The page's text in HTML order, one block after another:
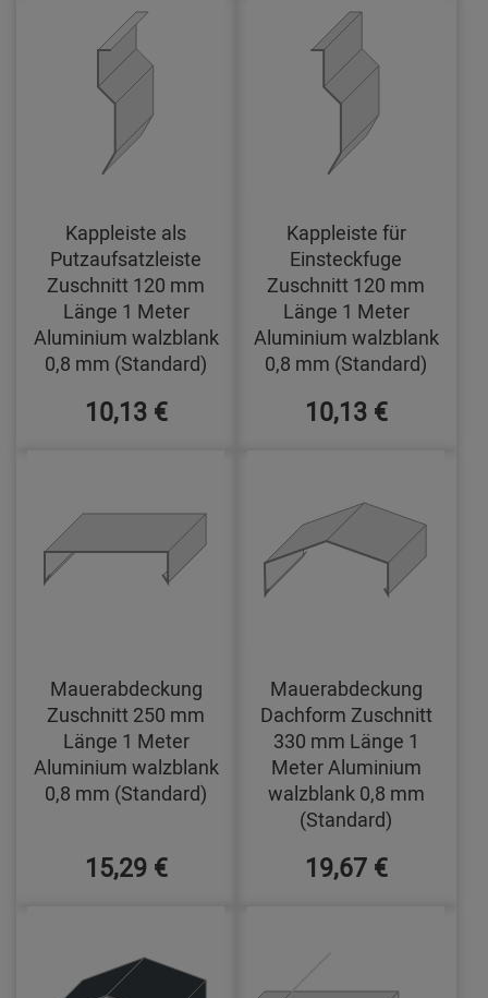
Kappleiste als
Putzaufsatzleiste
Zuschnitt 120 mm
Länge 1 Meter
Aluminium walzblank
0,8 mm (Standard)
10,13 €
Kappleiste für
Einsteckfuge
Zuschnitt 120 mm
Länge 1 Meter
Aluminium walzblank
0,8 mm (Standard)
10,13 €
Mauerabdeckung
Zuschnitt 250 mm
Länge 1 Meter
Aluminium walzblank
0,8 mm (Standard)
15,29 €
Mauerabdeckung
Dachform Zuschnitt
330 mm Länge 1
Meter Aluminium
walzblank 0,8 mm
(Standard)
19,67 €